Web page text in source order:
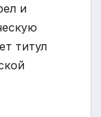
и
титул